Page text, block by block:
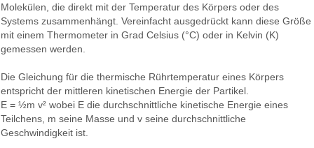
Molekülen, die direkt mit der Temperatur des Körpers oder des
Systems zusammenhängt. Vereinfacht ausgedrückt kann diese Größe
mit einem Thermometer in Grad Celsius (°C) oder in Kelvin (K)
gemessen werden.
Die Gleichung für die thermische Rührtemperatur eines Körpers
entspricht der mittleren kinetischen Energie der Partikel.
E = ½m v² wobei E die durchschnittliche kinetische Energie eines
Teilchens, m seine Masse und v seine durchschnittliche
Geschwindigkeit ist.